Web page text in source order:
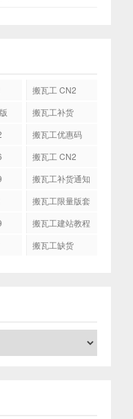
搬瓦工 CN2
搬瓦工补货
搬瓦工优惠码
搬瓦工 CN2
搬瓦工补货通知
搬瓦工限量版套
搬瓦工建站教程
搬瓦工缺货